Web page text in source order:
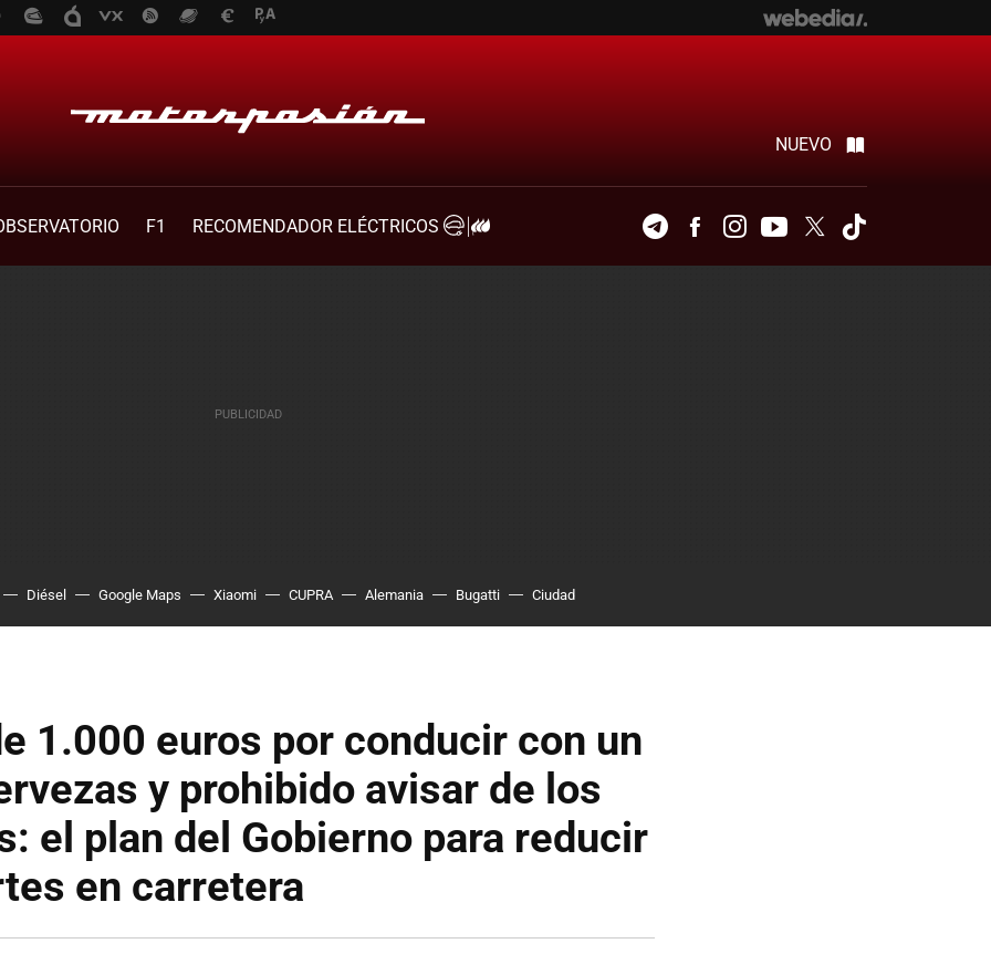
NUEVO
F1 RECOMENDADOR ELÉCTRICOS TelegramFacebookInstagramYoutubeTwitter
Diésel Google Maps Xiaomi CUPRA Alemania Bugatti Ciudad
1.000 euros por conducir con un
y prohibido avisar de los
el plan del Gobierno para reducir
en carretera